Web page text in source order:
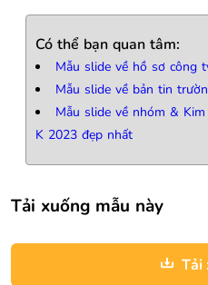
Có thể bạn quan tâm:
Mẫu slide về hồ sơ công
Mẫu slide về bản tin
Mẫu slide về nhóm &
K 2023 đẹp nhất
Tải xuống mẫu này
Tải